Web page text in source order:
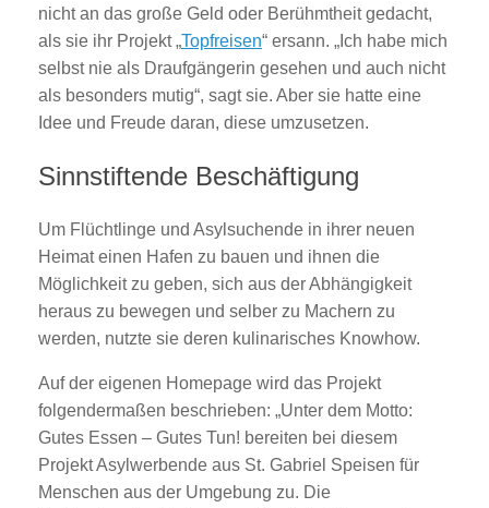
nicht an das große Geld oder Berühmtheit gedacht,
als sie ihr Projekt „Topfreisen“ ersann. „Ich habe mich
selbst nie als Draufgängerin gesehen und auch nicht
als besonders mutig“, sagt sie. Aber sie hatte eine
Idee und Freude daran, diese umzusetzen.
Sinnstiftende Beschäftigung
Um Flüchtlinge und Asylsuchende in ihrer neuen
Heimat einen Hafen zu bauen und ihnen die
Möglichkeit zu geben, sich aus der Abhängigkeit
heraus zu bewegen und selber zu Machern zu
werden, nutzte sie deren kulinarisches Knowhow.
Auf der eigenen Homepage wird das Projekt
folgendermaßen beschrieben: „Unter dem Motto:
Gutes Essen – Gutes Tun! bereiten bei diesem
Projekt Asylwerbende aus St. Gabriel Speisen für
Menschen aus der Umgebung zu. Die